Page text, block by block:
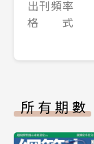
出刊頻率
格 式
所有期數